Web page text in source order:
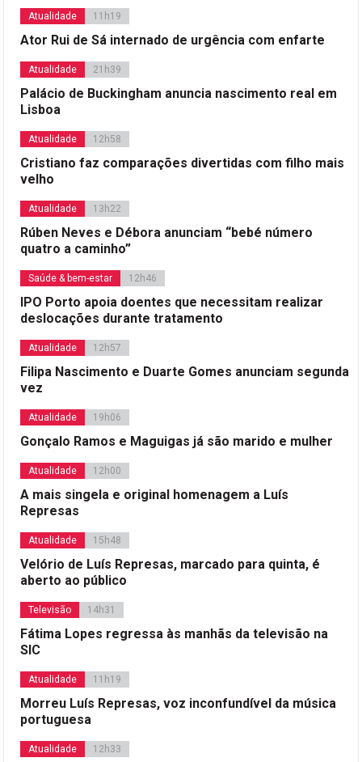
Atualidade 11h19
Ator Rui de Sá internado de urgência com enfarte
Atualidade 21h39
Palácio de Buckingham anuncia nascimento real em
Lisboa
Atualidade 12h58
Cristiano faz comparações divertidas com filho mais
velho
Atualidade 13h22
Rúben Neves e Débora anunciam “bebé número
quatro a caminho”
Saúde & bem-estar 12h46
IPO Porto apoia doentes que necessitam realizar
deslocações durante tratamento
Atualidade 12h57
Filipa Nascimento e Duarte Gomes anunciam segunda
vez
Atualidade 19h06
Gonçalo Ramos e Maguigas já são marido e mulher
Atualidade 12h00
A mais singela e original homenagem a Luís
Represas
Atualidade 15h48
Velório de Luís Represas, marcado para quinta, é
aberto ao público
Televisão 14h31
Fátima Lopes regressa às manhãs da televisão na
SIC
Atualidade 11h19
Morreu Luís Represas, voz inconfundível da música
portuguesa
Atualidade 12h33